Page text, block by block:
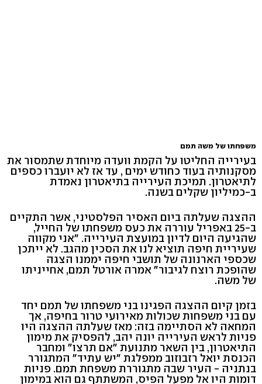
משפחתו של משה תמם
בעירייה החליטו על הקמת וועדה מיוחדת שתמסור את
מסקנותיה בעוד כחודש ימים , עד אז לא יועברו כספים
לתיאטרון. תמיכת העירייה בתיאטרון נאמדת
ב-כמיליון שקלים בשנה.
ההצגה שעלתה ביום האסיר הפלסטיני, אשר התקיים
ב-25 באפריל עוררה את כעס משפחתו של החייל,
שהגיעה היום לדיון במועצת העירייה. "אני מקווה
שעיריית חיפה תוציא לנו את הסכין מהגב. לא ייתכן
שכספי הארנונה של תושבי חיפה יממנו הצגה
שהופכת רוצח לגיבור״ אמרה אורטל תמם, אחייניתו
של משה.
בזמן קיום ההצגה הפגינו בני משפחתו של תמם יחד
עם בני משפחות שכולות מאירועי טרור בחיפה, אך
המחאה לא הסתיימה בזה: מאז שעלתה ההצגה היו
פניות לראש העירייה יונה יהב, להפסיק את מימון
התיאטרון, בין השאר מתנועת "אם תרצו" ומחבר
הכנסת יואל רזבוזוב ממפלגת ״יש עתיד״ המתגורר
בנתניה - העיר שבה מתגוררת משפחת תמם. פניות
דומות היו אל מפעל הפיס, המשתתף גם הוא במימון